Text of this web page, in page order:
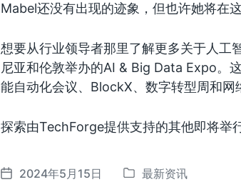
Mabel还没有出现的迹象，但也许她将在
想要从行业领导者那里了解更多关于人工
尼亚和伦敦举办的AI & Big Data Expo。
能自动化会议、BlockX、数字转型周和网
探索由TechForge提供支持的其他即将举
发
2024年5月15日
发
最新资讯